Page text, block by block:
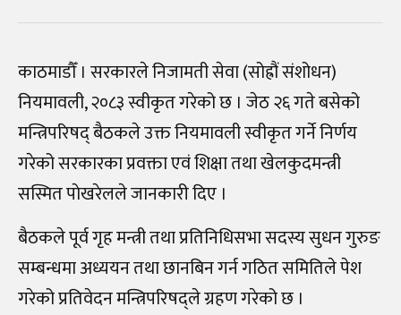
काठमाडौँ । सरकारले निजामती सेवा (सोह्रौं संशोधन)
नियमावली, २०८३ स्वीकृत गरेको छ । जेठ २६ गते बसेको
मन्त्रिपरिषद् बैठकले उक्त नियमावली स्वीकृत गर्ने निर्णय
गरेको सरकारका प्रवक्ता एवं शिक्षा तथा खेलकुदमन्त्री
सस्मित पाेखरेलले जानकारी दिए ।
बैठकले पूर्व गृह मन्त्री तथा प्रतिनिधिसभा सदस्य सुधन गुरुङ
सम्बन्धमा अध्ययन तथा छानबिन गर्न गठित समितिले पेश
गरेको प्रतिवेदन मन्त्रिपरिषद्ले ग्रहण गरेको छ ।